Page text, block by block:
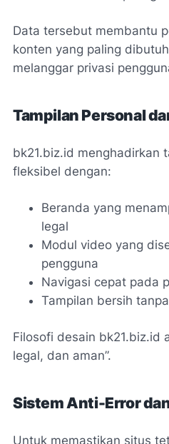
Data tersebut membantu
konten yang paling
melanggar privasi
Tampilan Personal
bk21.biz.id menghadirkan
fleksibel dengan:
Beranda yang
legal
Modul video yang
pengguna
Navigasi cepat pada
Tampilan bersih
Filosofi desain bk21.biz.id
legal, dan aman”.
Sistem Anti-Error
Untuk memastikan situs